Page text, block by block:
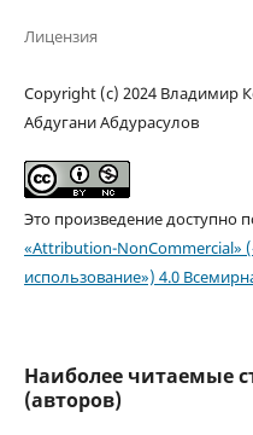
Лицензия
Copyright (c) 2024 Владимир
Абдугани Абдурасулов
Это произведение доступно
«Attribution-
использование») 4.0
Наиболее читаемые
(авторов)